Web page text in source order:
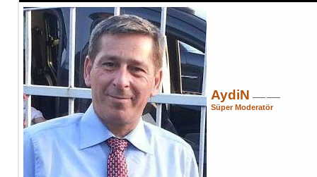
AydiN
Süper Moderatör